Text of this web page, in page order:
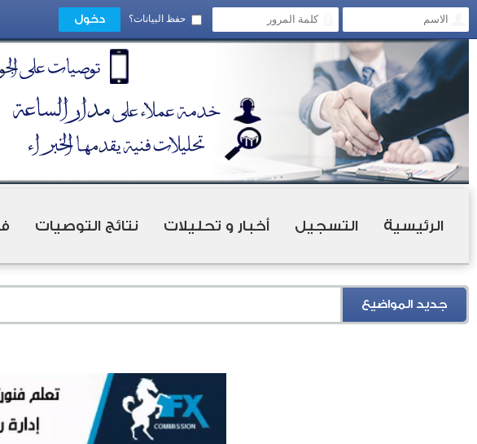
حفظ البيانات؟
الرئيسية التسجيل أخبار و تحليلات نتائج التوصيات
جديد المواضيع